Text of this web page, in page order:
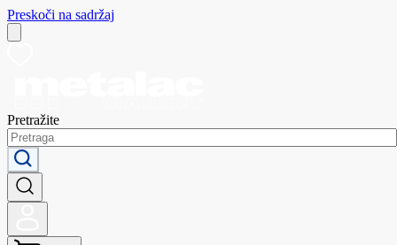
Preskoči na sadržaj
Pretražite